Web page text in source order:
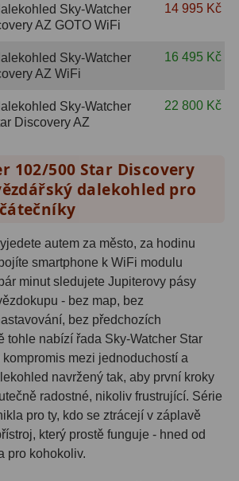
6
20
28
Sky-Watcher
AZ GOTO WiFi
14 995 Kč
Sky-Watcher
AZ WiFi
16 495 Kč
Sky-Watcher
Discovery AZ
22 800 Kč
102/500 Star Discovery
dalekohled pro
autem za město, za hodinu
smartphone k WiFi modulu
minut sledujete Jupiterovy pásy
- bez map, bez
bez předchozích
tohle nabízí řada Sky-Watcher Star
kompromis mezi jednoduchostí a
navržený tak, aby první kroky
radostné, nikoliv frustrující. Série
pro ty, kdo se ztrácejí v záplavě
který prostě funguje - hned od
pro kohokoliv.